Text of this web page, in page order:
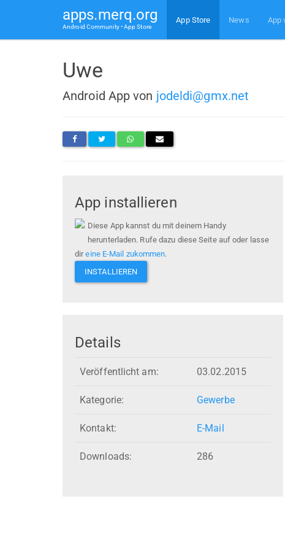
apps.merq.org
Android Community • App Store
App Store News App
Uwe
Android App von jodeldi@gmx.net
App installieren
Diese App kannst du mit deinem Handy
herunterladen. Rufe dazu diese Seite auf oder lasse
direine E-Mail zukommen.
INSTALLIEREN
Details
Veröffentlicht am: 03.02.2015
Kategorie: Gewerbe
Kontakt: E-Mail
Downloads: 286